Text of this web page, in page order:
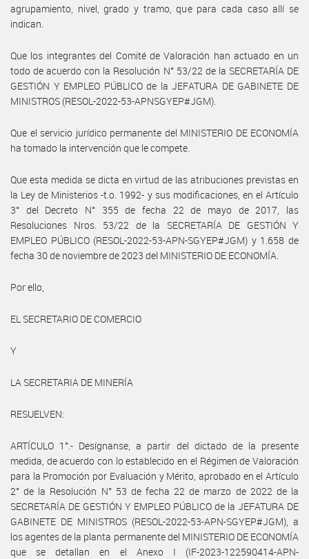
agrupamiento, nivel, grado y tramo, que para cada caso allí se
indican.
Que los integrantes del Comité de Valoración han actuado en un
todo de acuerdo con la Resolución N° 53/22 de la SECRETARÍA DE
GESTIÓN Y EMPLEO PÚBLICO de la JEFATURA DE GABINETE DE
MINISTROS (RESOL-2022-53-APNSGYEP#JGM).
Que el servicio jurídico permanente del MINISTERIO DE ECONOMÍA
ha tomado la intervención que le compete.
Que esta medida se dicta en virtud de las atribuciones previstas en
la Ley de Ministerios -t.o. 1992- y sus modificaciones, en el Artículo
3° del Decreto N° 355 de fecha 22 de mayo de 2017, las
Resoluciones Nros. 53/22 de la SECRETARÍA DE GESTIÓN Y
EMPLEO PÚBLICO (RESOL-2022-53-APN-SGYEP#JGM) y 1.658 de
fecha 30 de noviembre de 2023 del MINISTERIO DE ECONOMÍA.
Por ello,
EL SECRETARIO DE COMERCIO
Y
LA SECRETARIA DE MINERÍA
RESUELVEN:
ARTÍCULO 1°.- Desígnanse, a partir del dictado de la presente
medida, de acuerdo con lo establecido en el Régimen de Valoración
para la Promoción por Evaluación y Mérito, aprobado en el Artículo
2° de la Resolución N° 53 de fecha 22 de marzo de 2022 de la
SECRETARÍA DE GESTIÓN Y EMPLEO PÚBLICO de la JEFATURA DE
GABINETE DE MINISTROS (RESOL-2022-53-APN-SGYEP#JGM), a
los agentes de la planta permanente del MINISTERIO DE ECONOMÍA
que se detallan en el Anexo I (IF-2023-122590414-APN-